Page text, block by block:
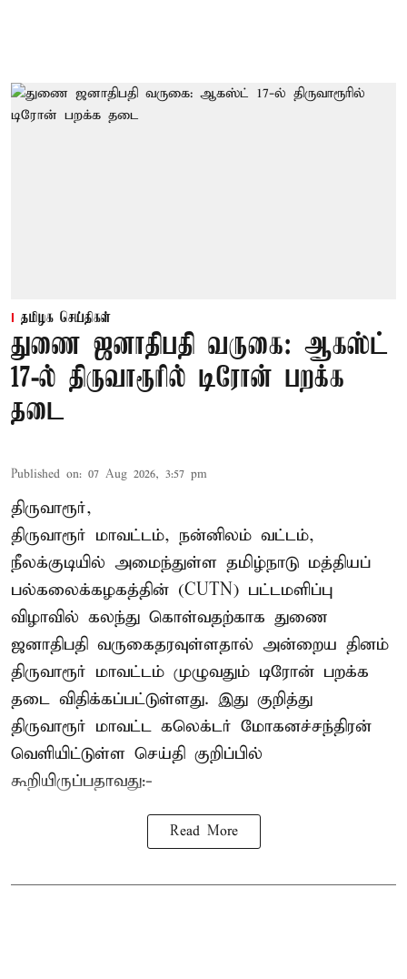
தமிழக செய்திகள்
துணை ஜனாதிபதி வருகை: ஆகஸ்ட்
17-ல் திருவாரூரில் டிரோன் பறக்க
தடை
Published on: 07 Aug 2026, 3:57 pm
திருவாரூர்,
திருவாரூர் மாவட்டம், நன்னிலம் வட்டம்,
நீலக்குடியில் அமைந்துள்ள தமிழ்நாடு மத்தியப்
பல்கலைக்கழகத்தின் (CUTN) பட்டமளிப்பு
விழாவில் கலந்து கொள்வதற்காக துணை
ஜனாதிபதி வருகைதரவுள்ளதால் அன்றைய தினம்
திருவாரூர் மாவட்டம் முழுவதும் டிரோன் பறக்க
தடை விதிக்கப்பட்டுள்ளது. இது குறித்து
திருவாரூர் மாவட்ட கலெக்டர் மோகனச்சந்திரன்
வெளியிட்டுள்ள செய்தி குறிப்பில்
கூறியிருப்பதாவது:-
Read More